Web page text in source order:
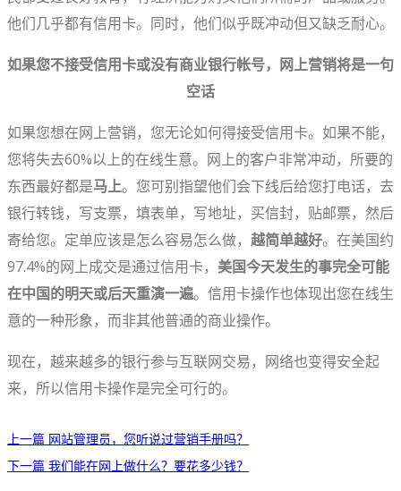
他们几乎都有信用卡。同时，他们似乎既冲动但又缺乏耐心。
如果您不接受信用卡或没有商业银行帐号，网上营销将是一句
空话
如果您想在网上营销，您无论如何得接受信用卡。如果不能，
您将失去60%以上的在线生意。网上的客户非常冲动，所要的
东西最好都是马上。您可别指望他们会下线后给您打电话，去
银行转钱，写支票，填表单，写地址，买信封，贴邮票，然后
寄给您。定单应该是怎么容易怎么做， 越简单越好。在美国约
97.4%的网上成交是通过信用卡， 美国今天发生的事完全可能
在中国的明天或后天重演一遍。信用卡操作也体现出您在线生
意的一种形象，而非其他普通的商业操作。
现在，越来越多的银行参与互联网交易，网络也变得安全起
来，所以信用卡操作是完全可行的。
上一篇 网站管理员，您听说过营销手册吗？
下一篇 我们能在网上做什么？要花多少钱？